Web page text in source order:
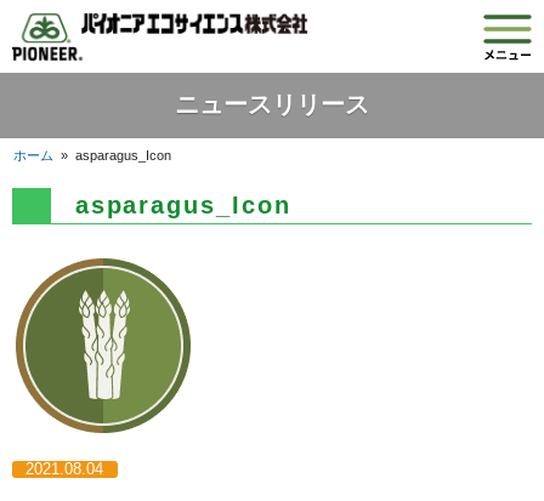
ニュースリリース
ホーム »asparagus_Icon
asparagus_Icon
2021.08.04